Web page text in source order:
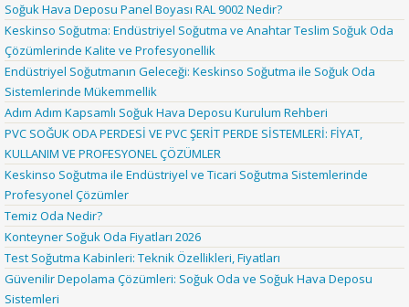
Soğuk Hava Deposu Panel Boyası RAL 9002 Nedir?
Keskinso Soğutma: Endüstriyel Soğutma ve Anahtar Teslim Soğuk Oda
Çözümlerinde Kalite ve Profesyonellik
Endüstriyel Soğutmanın Geleceği: Keskinso Soğutma ile Soğuk Oda
Sistemlerinde Mükemmellik
Adım Adım Kapsamlı Soğuk Hava Deposu Kurulum Rehberi
PVC SOĞUK ODA PERDESİ VE PVC ŞERİT PERDE SİSTEMLERİ: FİYAT,
KULLANIM VE PROFESYONEL ÇÖZÜMLER
Keskinso Soğutma ile Endüstriyel ve Ticari Soğutma Sistemlerinde
Profesyonel Çözümler
Temiz Oda Nedir?
Konteyner Soğuk Oda Fiyatları 2026
Test Soğutma Kabinleri: Teknik Özellikleri, Fiyatları
Güvenilir Depolama Çözümleri: Soğuk Oda ve Soğuk Hava Deposu
Sistemleri